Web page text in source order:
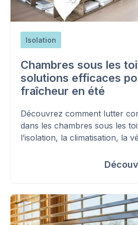
Isolation
Chambres sous les
solutions efficaces
fraîcheur en été
Découvrez comment lutter
dans les chambres sous les
l’isolation, la climatisation, la